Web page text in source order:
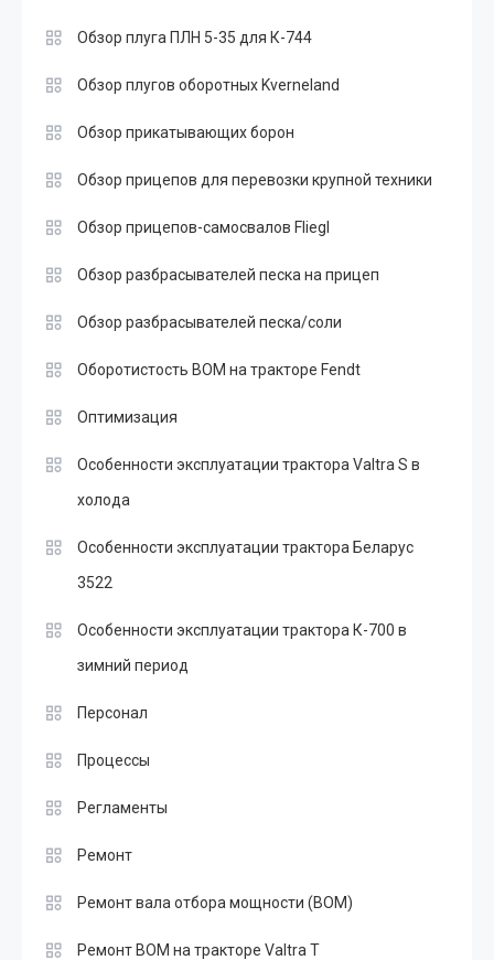
Обзор плуга ПЛН 5-35 для К-744
Обзор плугов оборотных Kverneland
Обзор прикатывающих борон
Обзор прицепов для перевозки крупной техники
Обзор прицепов-самосвалов Fliegl
Обзор разбрасывателей песка на прицеп
Обзор разбрасывателей песка/соли
Оборотистость ВОМ на тракторе Fendt
Оптимизация
Особенности эксплуатации трактора Valtra S в
холода
Особенности эксплуатации трактора Беларус
3522
Особенности эксплуатации трактора К-700 в
зимний период
Персонал
Процессы
Регламенты
Ремонт
Ремонт вала отбора мощности (ВОМ)
Ремонт ВОМ на тракторе Valtra T